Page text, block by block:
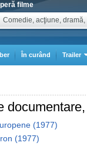
filme
Comedie, acţiune, dramă,
În curând Trailer
(1977)
(1977)